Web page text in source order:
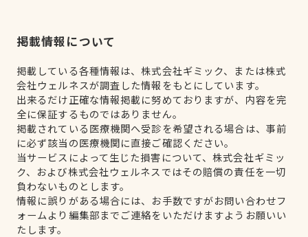
掲載情報について
掲載している各種情報は、株式会社ギミック、または株式
会社ウェルネスが調査した情報をもとにしています。
出来るだけ正確な情報掲載に努めておりますが、内容を完
全に保証するものではありません。
掲載されている医療機関へ受診を希望される場合は、事前
に必ず該当の医療機関に直接ご確認ください。
当サービスによって生じた損害について、株式会社ギミッ
ク、および株式会社ウェルネスではその賠償の責任を一切
負わないものとします。
情報に誤りがある場合には、お手数ですがお問い合わせフ
ォームより編集部までご連絡をいただけますようお願いい
たします。